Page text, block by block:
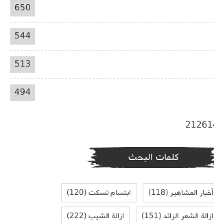
650
544
513
494
كلمات البحث
أخبار المشاهير(118) ابتسام تسكت(120)
ازالة الشعر الزائد(151) ازالة الشيب(222)